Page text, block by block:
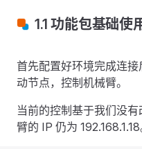
1.1 功能包基础使
首先配置好环境完成连
动节点，控制机械臂。
当前的控制基于我们没
臂的 IP 仍为 192.168.1.18